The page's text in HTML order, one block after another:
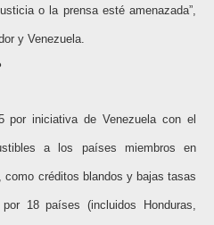
o la prensa esté amenazada”,
y Venezuela.
por iniciativa de Venezuela con el
a los países miembros en
créditos blandos y bajas tasas
18 países (incluidos Honduras,